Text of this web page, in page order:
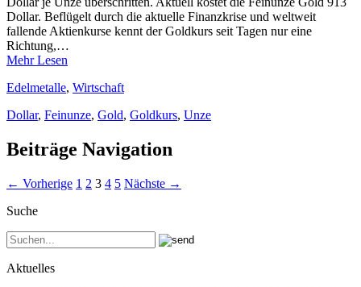
Dollar. Beflügelt durch die aktuelle Finanzkrise und weltweit
fallende Aktienkurse kennt der Goldkurs seit Tagen nur eine
Richtung,…
Mehr Lesen
Edelmetalle, Wirtschaft
Dollar, Feinunze, Gold, Goldkurs, Unze
Beiträge Navigation
← Vorherige 1 2 3 4 5 Nächste →
Suche
Aktuelles